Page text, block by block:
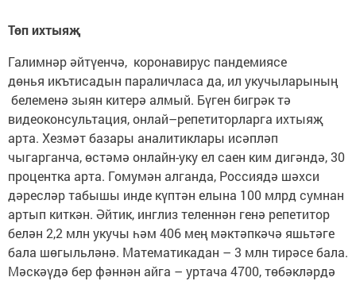
Төп ихтыяҗ
Галимнәр әйтүенчә, коронавирус пандемиясе
дөнья икътисадын параличласа да, ил укучыларының
белеменә зыян китерә алмый. Бүген бигрәк тә
видеоконсультация, онлай–репетиторларга ихтыяҗ
арта. Хезмәт базары аналитиклары исәпләп
чыгарганча, өстәмә онлайн-уку ел саен ким дигәндә, 30
процентка арта. Гомумән алганда, Россиядә шәхси
дәресләр табышы инде күптән елына 100 млрд сумнан
артып киткән. Әйтик, инглиз теленнән генә репетитор
белән 2,2 млн укучы һәм 406 мең мәктәпкәчә яшьтәге
бала шөгыльләнә. Математикадан – 3 млн тирәсе бала.
Мәскәүдә бер фәннән айга – уртача 4700, төбәкләрдә